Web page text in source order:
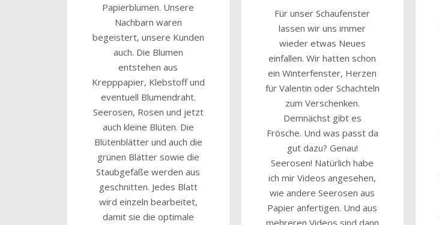
Papierblumen. Unsere
Nachbarn waren
begeistert, unsere Kunden
auch. Die Blumen
entstehen aus
Krepppapier, Klebstoff und
eventuell Blumendraht.
Seerosen, Rosen und jetzt
auch kleine Blüten. Die
Blütenblätter und auch die
grünen Blätter sowie die
Staubgefäße werden aus
geschnitten. Jedes Blatt
wird einzeln bearbeitet,
damit sie die optimale
Für unser Schaufenster
lassen wir uns immer
wieder etwas Neues
einfallen. Wir hatten schon
ein Winterfenster, Herzen
für Valentin oder Schachteln
zum Verschenken.
Demnächst gibt es
Frösche. Und was passt da
gut dazu? Genau!
Seerosen! Natürlich habe
ich mir Videos angesehen,
wie andere Seerosen aus
Papier anfertigen. Und aus
mehreren Videos sind dann